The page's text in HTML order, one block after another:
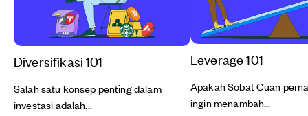
Diversifikasi 101
Salah satu konsep penting dalam
investasi adalah...
Leverage 101
Apakah Sobat Cuan
ingin menambah...